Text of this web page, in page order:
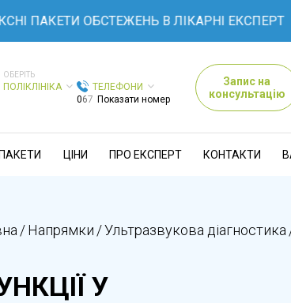
ОБСТЕЖЕНЬ В ЛІКАРНІ ЕКСПЕРТ
ОБЕРІТЬ
ПОЛІКЛІНІКА
ТЕЛЕФОНИ
067 Показати номер
Запис на
консультацію
ЦІНИ ПРО ЕКСПЕРТ КОНТАКТИ
/Напрямки /Ультразвукова діагностика
У